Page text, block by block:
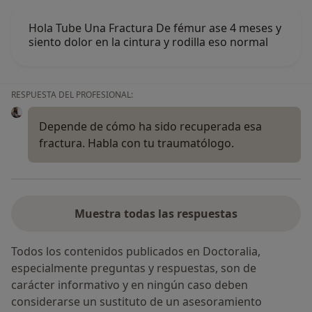
Hola Tube Una Fractura De fémur ase 4 meses y
siento dolor en la cintura y rodilla eso normal
RESPUESTA DEL PROFESIONAL:
Depende de cómo ha sido recuperada esa
fractura. Habla con tu traumatólogo.
Muestra todas las respuestas
Todos los contenidos publicados en Doctoralia,
especialmente preguntas y respuestas, son de
carácter informativo y en ningún caso deben
considerarse un sustituto de un asesoramiento